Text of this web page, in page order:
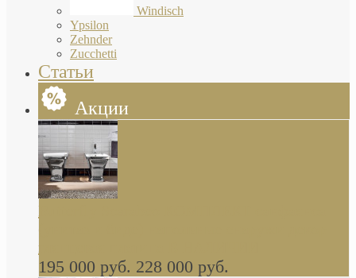
Windisch
Ypsilon
Zehnder
Zucchetti
Статьи
Акции
Butterfly Scarabeo КОМПЛЕКТ санфаянса
глянцевая платина В НАЛИЧИИ
195 000 руб. 228 000 руб.